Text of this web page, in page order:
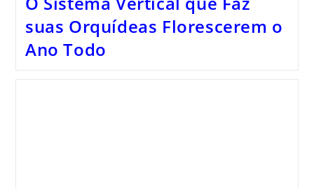
suas Orquídeas Florescerem o
Ano Todo